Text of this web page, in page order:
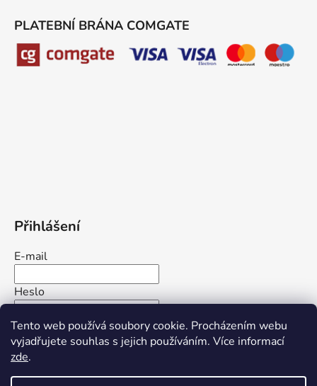
Tento web používá soubory cookie. Procházením webu
vyjadřujete souhlas s jejich používáním. Více informací
zde.
PLATEBNÍ BRÁNA COMGATE
Přihlášení
E-mail
Heslo
PŘIHLÁSIT SE
Nová registrace